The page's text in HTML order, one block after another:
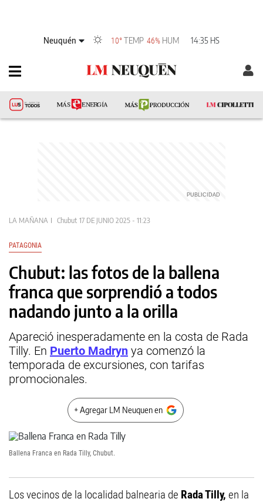
Neuquén 10°TEMP 46% HUM 14:35 HS
LA MAÑANA Chubut 17 DE JUNIO 2025 - 11:23
PATAGONIA
Chubut: las fotos de la ballena
franca que sorprendió a todos
nadando junto a la orilla
Apareció inesperadamente en la costa de Rada
Tilly. En Puerto Madryn ya comenzó la
temporada de excursiones, con tarifas
promocionales.
+ Agregar LM Neuquen en
Ballena Franca en Rada Tilly, Chubut.
Los vecinos de la localidad balnearia de Rada Tilly, en la